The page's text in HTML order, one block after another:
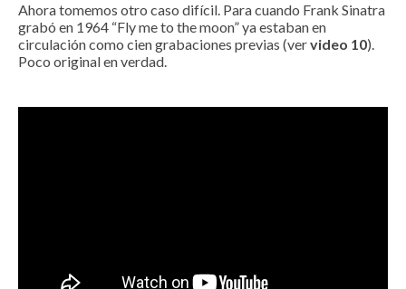
Ahora tomemos otro caso difícil. Para cuando Frank Sinatra
grabó en 1964 “Fly me to the moon” ya estaban en
circulación como cien grabaciones previas (vervideo 10).
Poco original en verdad.